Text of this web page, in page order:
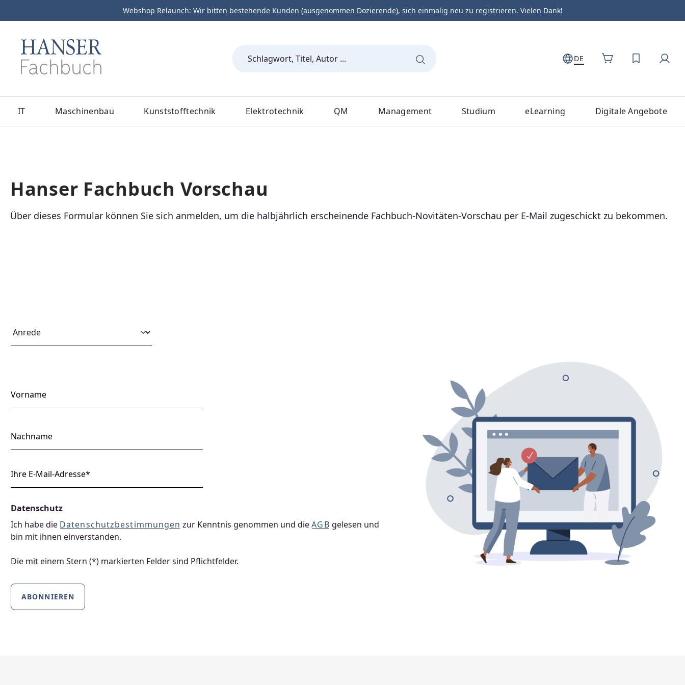
Zur Hauptnavigation springenWebshop Relaunch: Wir bitten bestehende Kunden (ausgenommen Dozierende), sich einmalig neu zu registrieren. Vielen Dank!
DE DU HAST 0
IT Maschinenbau Kunststofftechnik Elektrotechnik QM Management Studium eLearning Digitale Angebote
Hanser Fachbuch Vorschau
Über dieses Formular können Sie sich anmelden, um die halbjährlich erscheinende Fachbuch-Novitäten-Vorschau per E-Mail zugeschickt zu bekommen.
Datenschutz
Ich habe die Datenschutzbestimmungen zur Kenntnis genommen und dieAGB gelesen und
bin mit ihnen einverstanden.
Die mit einem Stern (*) markierten Felder sind Pflichtfelder.
ABONNIEREN